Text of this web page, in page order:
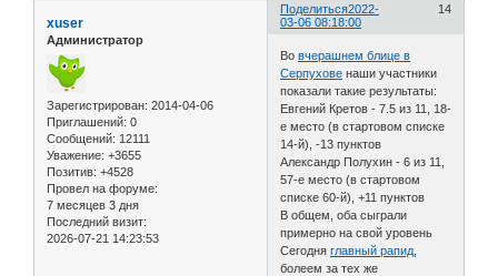
Поделиться 14
2022-
03-06 08:18:00
xuser
Администратор
Зарегистрирован: 2014-04-06
Приглашений: 0
Сообщений: 12111
Уважение: +3655
Позитив: +4528
Провел на форуме:
7 месяцев 3 дня
Последний визит:
2026-07-21 14:23:53
Вовчерашнем блице в
Серпухове наши участники
показали такие результаты:
Евгений Кретов - 7.5 из 11, 18-
е место (в стартовом списке
14-й), -13 пунктов
Александр Полухин - 6 из 11,
57-е место (в стартовом
списке 60-й), +11 пунктов
В общем, оба сыграли
примерно на свой уровень
Сегодняглавный рапид
болеем за тех же